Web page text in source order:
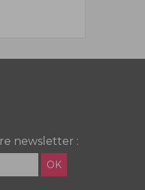
newsletter :
OK